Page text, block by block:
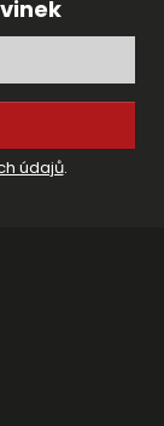
údajů.